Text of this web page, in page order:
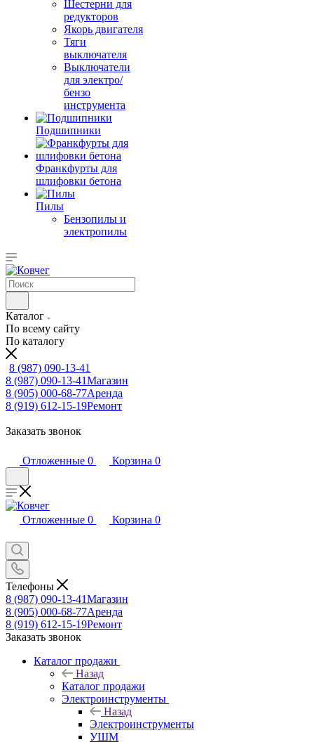
Шестерни для
редукторов
Якорь двигателя
Тяги
выключателя
Выключатели
для электро/
бензо
инструмента
Подшипники
Франкфурты для
шлифовки бетона
Пилы
Бензопилы и
электропилы
Каталог
По всему сайту
По каталогу
8 (987) 090-13-41
8 (987) 090-13-41Магазин
8 (905) 000-68-77Аренда
8 (919) 612-15-19Ремонт
Заказать звонок
Отложенные 0 Корзина 0
Отложенные 0 Корзина 0
Телефоны
8 (987) 090-13-41Магазин
8 (905) 000-68-77Аренда
8 (919) 612-15-19Ремонт
Заказать звонок
Каталог продажи
Назад
Каталог продажи
Электроинструменты
Назад
Электроинструменты
УШМ